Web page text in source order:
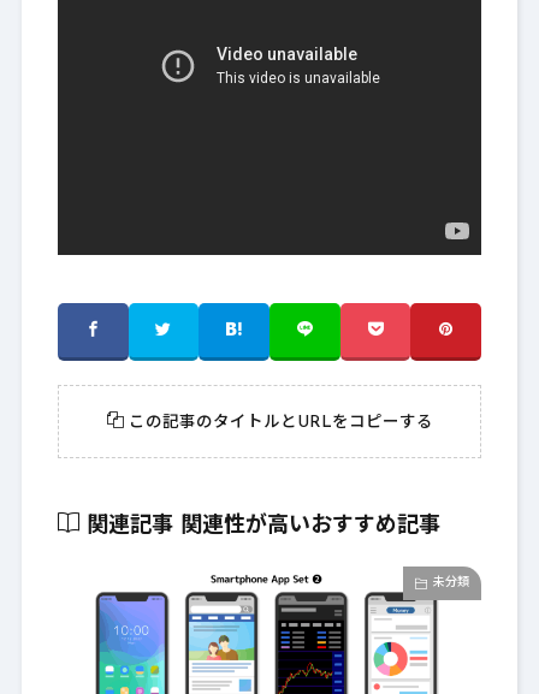
この記事のタイトルとURLをコピーする
関連記事 関連性が高いおすすめ記事
未分類